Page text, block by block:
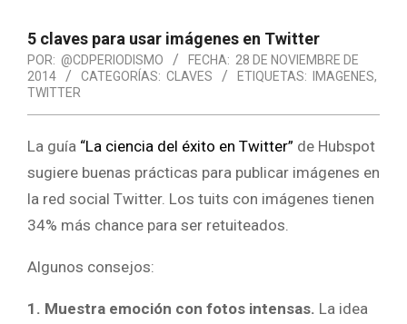
5 claves para usar imágenes en Twitter
POR: @CDPERIODISMO FECHA: 28 DE NOVIEMBRE DE
2014
CATEGORÍAS: CLAVES ETIQUETAS: IMAGENES,
TWITTER
La guía “La ciencia del éxito en Twitter” de Hubspot
sugiere buenas prácticas para publicar imágenes en
la red social Twitter. Los tuits con imágenes tienen
34% más chance para ser retuiteados.
Algunos consejos:
1. Muestra emoción con fotos intensas. La idea